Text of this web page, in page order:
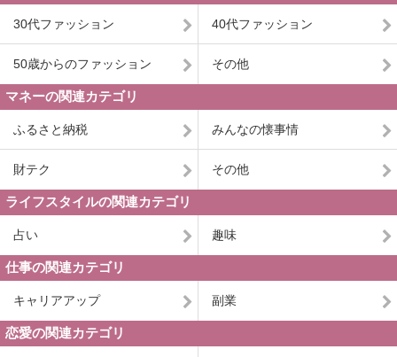
30代ファッション 40代ファッション
50歳からのファッション その他
マネーの関連カテゴリ
ふるさと納税 みんなの懐事情
財テク その他
ライフスタイルの関連カテゴリ
占い 趣味
仕事の関連カテゴリ
キャリアアップ 副業
恋愛の関連カテゴリ